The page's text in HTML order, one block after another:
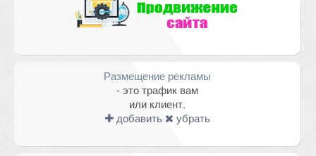
Размещение рекламы
- это трафик вам
или клиент.
добавить
убрать